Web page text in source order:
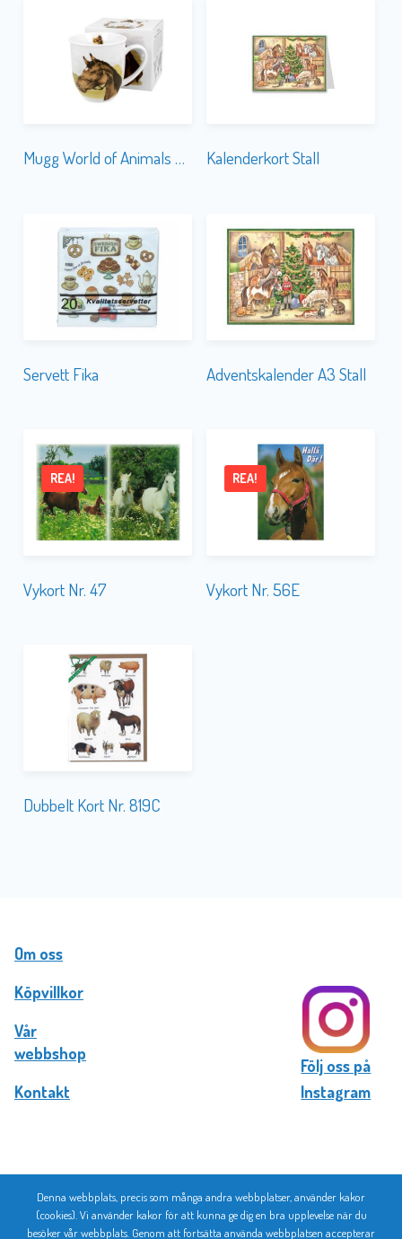
Mugg World of Animals Horse Portrait Kalenderkort Stall
Servett Fika Adventskalender A3 Stall
Vykort Nr. 47
REA!
Vykort Nr. 56E
REA!
Dubbelt Kort Nr. 819C
Om oss
Köpvillkor
Vår
webbshop
Kontakt
Följ oss på
Instagram
© 2026 Bromma Kortförlag
Denna webbplats, precis som många andra webbplatser, använder kakor
(cookies). Vi använder kakor för att kunna ge dig en bra upplevelse när du
besöker vår webbplats. Genom att fortsätta använda webbplatsen accepterar